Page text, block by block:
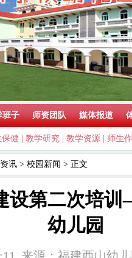
班子 师资团队 媒体报道
健 教学研究 教学资源 师生
讯 > 校园新闻 > 正文
设第二次培
幼儿园